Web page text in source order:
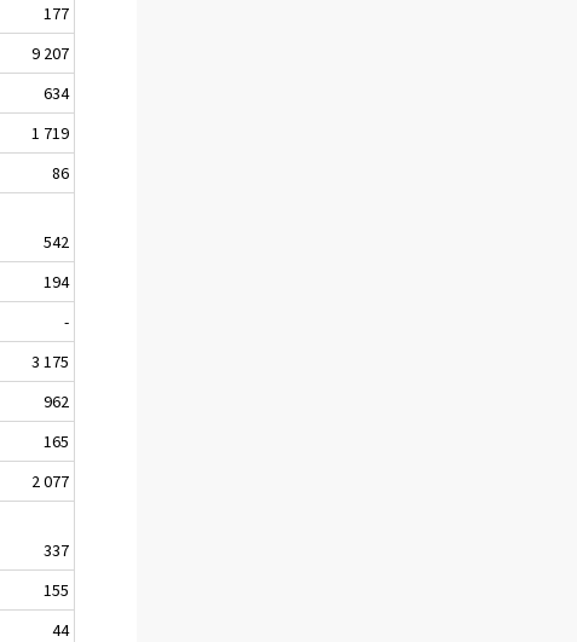
177
9 207
634
1 719
86
542
194
-
3 175
962
165
2 077
337
155
44